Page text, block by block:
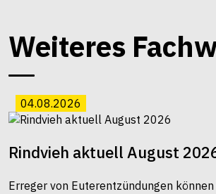
Weiteres
04.08.2026
Rindvieh aktuell August
Erreger von Euterentzündungen können